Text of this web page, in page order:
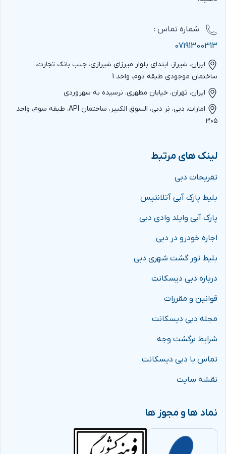
شماره‌ تماس :
07191300313
ایران، شیراز، ابتدای بلوار میرزای شیرازی، جنب بانک تجارت،
ساختمان موجودی طبقه دوم، واحد 1
ایران، تهران، خیابان مطهری، نرسیده به سهروردی
امارات، دبی، بَر دبی، السوق الکبیر، ساختمان API، طبقه سوم، واحد
۳۰۵
لینک های مرتبط
تفریحات دبی
بلیط پارک آبی آتلانتیس
پارک آبی وایلد وادی دبی
اجاره خودرو در دبی
بلیط تور گشت شهری دبی
درباره دبی دیسکانت
قوانین و مقررات
مجله دبی دیسکانت
شرایط برگشت وجه
تماس با دبی دیسکانت
نقشه سایت
نماد ها و مجوز ها